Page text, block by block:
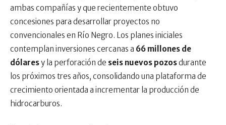
ambas compañías y que recientemente obtuvo
concesiones para desarrollar proyectos no
convencionales en Río Negro. Los planes iniciales
contemplan inversiones cercanas a 66 millones de
dólaresy la perforación de seis nuevos pozosdurante
los próximos tres años, consolidando una plataforma de
crecimiento orientada a incrementar la producción de
hidrocarburos.